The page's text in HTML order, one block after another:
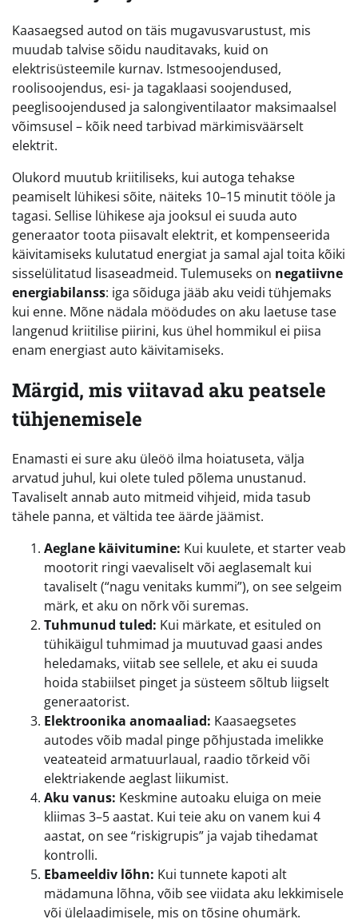
Kaasaegsed autod on täis mugavusvarustust, mis
muudab talvise sõidu nauditavaks, kuid on
elektrisüsteemile kurnav. Istmesoojendused,
roolisoojendus, esi- ja tagaklaasi soojendused,
peeglisoojendused ja salongiventilaator maksimaalsel
võimsusel – kõik need tarbivad märkimisväärselt
elektrit.
Olukord muutub kriitiliseks, kui autoga tehakse
peamiselt lühikesi sõite, näiteks 10–15 minutit tööle ja
tagasi. Sellise lühikese aja jooksul ei suuda auto
generaator toota piisavalt elektrit, et kompenseerida
käivitamiseks kulutatud energiat ja samal ajal toita kõiki
sisselülitatud lisaseadmeid. Tulemuseks on negatiivne
energiabilanss: iga sõiduga jääb aku veidi tühjemaks
kui enne. Mõne nädala möödudes on aku laetuse tase
langenud kriitilise piirini, kus ühel hommikul ei piisa
enam energiast auto käivitamiseks.
Märgid, mis viitavad aku peatsele
tühjenemisele
Enamasti ei sure aku üleöö ilma hoiatuseta, välja
arvatud juhul, kui olete tuled põlema unustanud.
Tavaliselt annab auto mitmeid vihjeid, mida tasub
tähele panna, et vältida tee äärde jäämist.
Aeglane käivitumine: Kui kuulete, et starter veab
mootorit ringi vaevaliselt või aeglasemalt kui
tavaliselt (“nagu venitaks kummi”), on see selgeim
märk, et aku on nõrk või suremas.
Tuhmunud tuled: Kui märkate, et esituled on
tühikäigul tuhmimad ja muutuvad gaasi andes
heledamaks, viitab see sellele, et aku ei suuda
hoida stabiilset pinget ja süsteem sõltub liigselt
generaatorist.
Elektroonika anomaaliad: Kaasaegsetes
autodes võib madal pinge põhjustada imelikke
veateateid armatuurlaual, raadio tõrkeid või
elektriakende aeglast liikumist.
Aku vanus: Keskmine autoaku eluiga on meie
kliimas 3–5 aastat. Kui teie aku on vanem kui 4
aastat, on see “riskigrupis” ja vajab tihedamat
kontrolli.
Ebameeldiv lõhn: Kui tunnete kapoti alt
mädamuna lõhna, võib see viidata aku lekkimisele
või ülelaadimisele, mis on tõsine ohumärk.